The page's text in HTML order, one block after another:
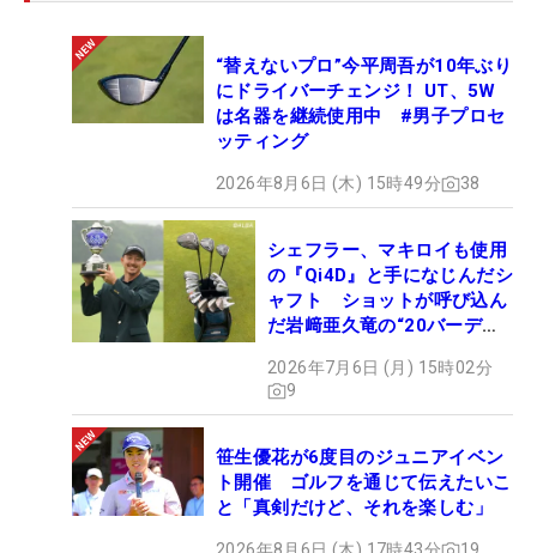
“替えないプロ”今平周吾が10年ぶり
にドライバーチェンジ！ UT、5W
は名器を継続使用中 #男子プロセ
ッティング
2026年8月6日 (木) 15時49分 38
シェフラー、マキロイも使用
の『Qi4D』と手になじんだシ
ャフト ショットが呼び込ん
だ岩﨑亜久竜の“20バーデ
2026年7月6日 (月) 15時02分
9
笹生優花が6度目のジュニアイベン
ト開催 ゴルフを通じて伝えたいこ
と「真剣だけど、それを楽しむ」